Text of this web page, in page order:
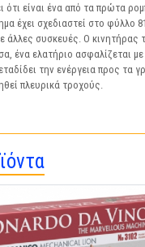
ότι είναι ένα από τα πρώτα
έχει σχεδιαστεί στο φύλλο
άλλες συσκευές. Ο κινητήρας
ένα ελατήριο ασφαλίζεται
την ενέργεια προς τα
πλευρικά τροχούς.